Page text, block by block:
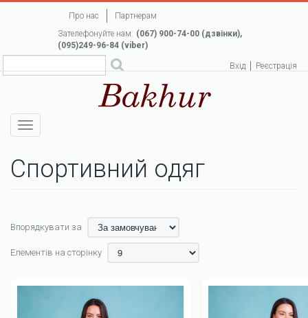
Про нас
Партнерам
Зателефонуйте нам: (067) 900-74-00 (дзвінки),
(095)249-96-84 (viber)
Вхід Реєстрація
Toggle
navigation
Спортивний одяг
Впорядкувати за
Елементів на сторінку